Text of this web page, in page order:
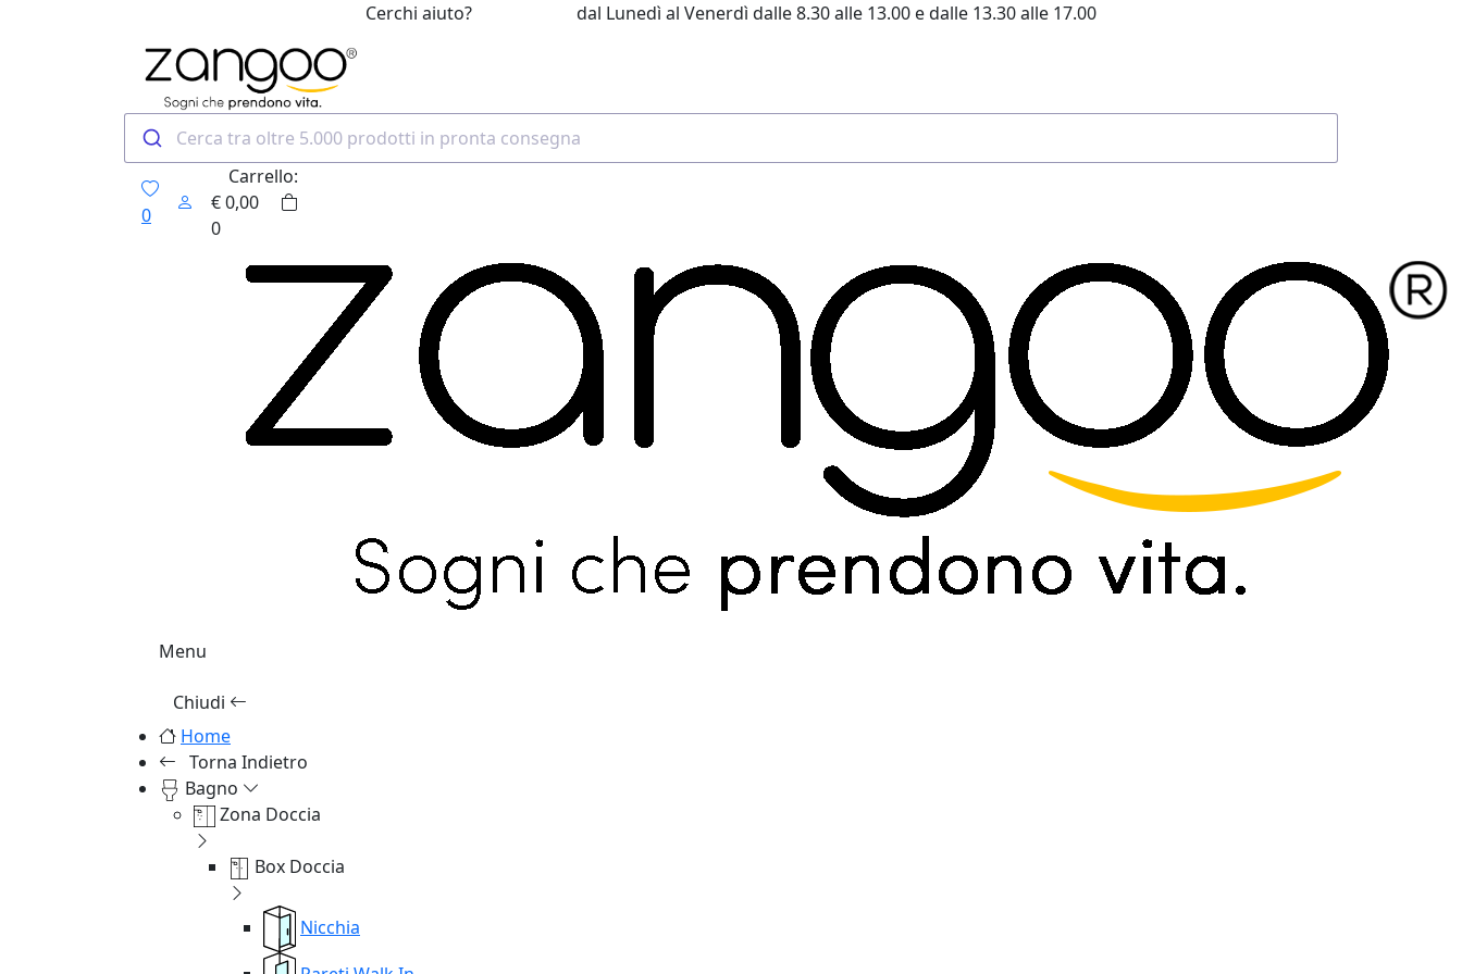
Cerchi aiuto? dal Lunedì al Venerdì dalle 8.30 alle 13.00 e dalle 13.30 alle 17.00
0
Carrello:
€0,00
0
Menu
Chiudi
Home
Torna Indietro
Bagno
Zona Doccia
Box Doccia
Nicchia